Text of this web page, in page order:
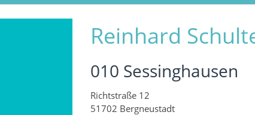
Reinhard
010 Sessinghausen
Richtstraße 12
51702 Bergneustadt